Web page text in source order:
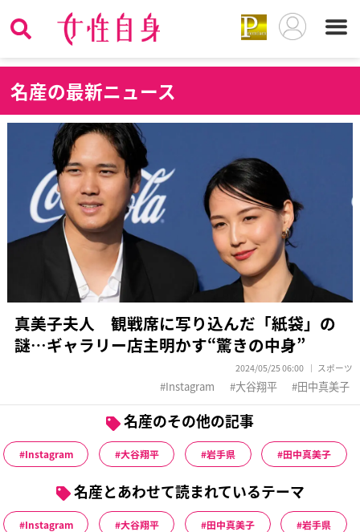
名産の最新ニュース
真美子夫人 観戦席に写り込んだ「紙袋」の
謎…ギャラリー店主明かす“驚きの中身”
2024/05/25 06:00 スポーツ
Instagram 大谷翔平 田中真美子
名産のその他の記事
Instagram 大谷翔平 岩手県 田中真美子
名産とあわせて読まれているテーマ
Instagram 大谷翔平 田中真美子 岩手県